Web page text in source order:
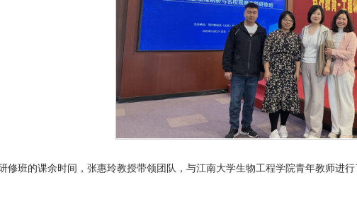
修班的课余时间，张惠玲教授带领团队，与江南大学生物工程学院青年教师进行